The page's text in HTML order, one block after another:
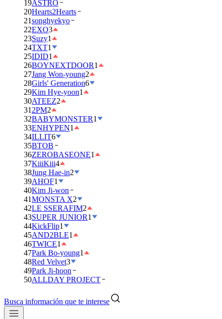
19ASTRO
20Hearts2Hearts
21songhyekyo
22EXO3
23Suzy1
24TXT1
25IDID1
26BOYNEXTDOOR1
27Jang Won-young2
28Girls' Generation6
29Kim Hye-yoon1
30ATEEZ2
31 2PM2
32BABYMONSTER1
33ENHYPEN1
34ILLIT6
35BTOB
36ZEROBASEONE1
37KiiiKiii4
38Jung Hae-in2
39AHOF1
40Kim Ji-won
41MONSTA X2
42LE SSERAFIM2
43SUPER JUNIOR1
44KickFlip1
45AND2BLE1
46TWICE1
47Park Bo-young1
48Red Velvet3
49Park Ji-hoon
50ALLDAY PROJECT
Busca información que te interese